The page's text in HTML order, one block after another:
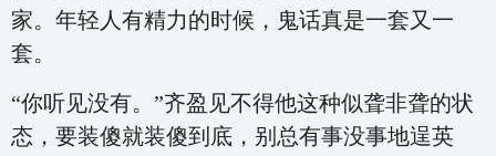
家。年轻人有精力的时候，鬼话真是一套又一
套。
“你听见没有。”齐盈见不得他这种似聋非聋的状
态，要装傻就装傻到底，别总有事没事地逞英